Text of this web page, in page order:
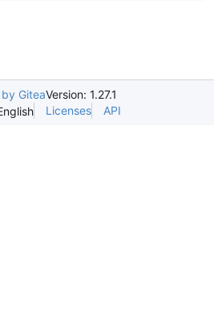
GiteaVersion: 1.27.1
Licenses API